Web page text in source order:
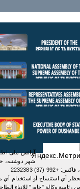
أي استنساخ أو استخدام أي
وكالة "خاور" للانباء